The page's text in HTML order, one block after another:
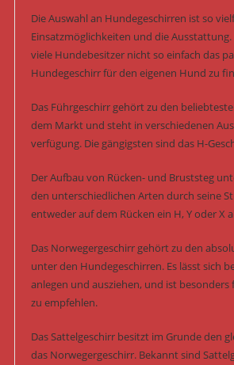
Die Auswahl an Hundegeschirren ist so
Einsatzmöglichkeiten und die Ausstattung.
viele Hundebesitzer nicht so einfach das
Hundegeschirr für den eigenen Hund zu
Das Führgeschirr gehört zu den
dem Markt und steht in verschiedenen
verfügung. Die gängigsten sind das H-
Der Aufbau von Rücken- und Bruststeg
den unterschiedlichen Arten durch seine
entweder auf dem Rücken ein H, Y oder X
Das Norwegergeschirr gehört zu den
unter den Hundegeschirren. Es lässt sich
anlegen und ausziehen, und ist besonders
zu empfehlen.
Das Sattelgeschirr besitzt im Grunde den
das Norwegergeschirr. Bekannt sind